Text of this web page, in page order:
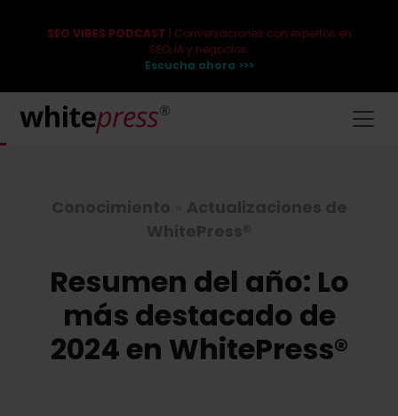
SEO VIBES PODCAST | Conversaciones con expertos en
SEO, IA y negocios.
Escucha ahora >>>
Conocimiento
Actualizaciones de
WhitePress®
Resumen del año: Lo
más destacado de
2024 en WhitePress®